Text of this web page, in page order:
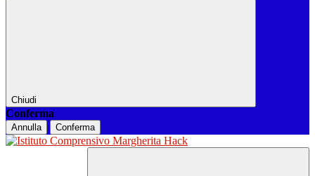
Chiudi
Conferma
Annulla Conferma